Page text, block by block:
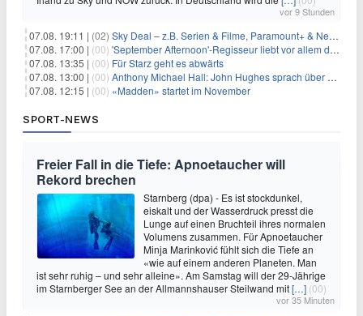
vor 9 Stunden
07.08. 19:11 | (02) Sky Deal – z.B. Serien & Filme, Paramount+ & Netflix für 19,99€/Monat
07.08. 17:00 | (00) 'September Afternoon'-Regisseur liebt vor allem die 'Banalität' in seinen Filmen
07.08. 13:35 | (00) Für Starz geht es abwärts
07.08. 13:00 | (00) Anthony Michael Hall: John Hughes sprach über eine Fortsetzung von 'The Breakfast Club'
07.08. 12:15 | (00) «Madden» startet im November
SPORT-NEWS
Freier Fall in die Tiefe: Apnoetaucher will
Rekord brechen
Starnberg (dpa) - Es ist stockdunkel,
eiskalt und der Wasserdruck presst die
Lunge auf einen Bruchteil ihres normalen
Volumens zusammen. Für Apnoetaucher
Minja Marinković fühlt sich die Tiefe an
«wie auf einem anderen Planeten. Man
ist sehr ruhig – und sehr alleine». Am Samstag will der 29-Jährige
im Starnberger See an der Allmannshauser Steilwand mit[…] (00)
vor 35 Minuten